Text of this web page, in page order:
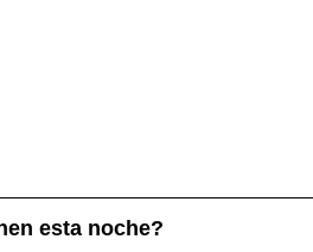
esta noche?